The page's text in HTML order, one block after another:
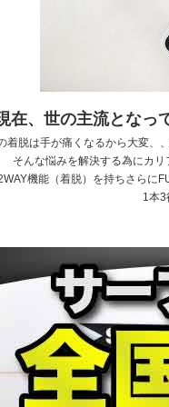
在、世の主流となっ
着脱は手が痛くなるから大変、
そんな悩みを解決する為にカ
機能（着脱）を持ちさらに
1本3